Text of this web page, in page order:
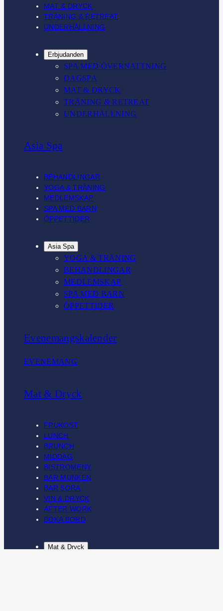
MAT & DRYCK
TRÄNING & RETREAT
UNDERHÅLLNING
Erbjudanden
SPA MED ÖVERNATTNING
DAGSPA
MAT & DRYCK
TRÄNING & RETREAT
UNDERHÅLLNING
Asia Spa
BEHANDLINGAR
YOGA & TRÄNING
MEDLEMSKAP
SPA MED BARN
ÖPPETTIDER
Asia Spa
YOGA & TRÄNING
BEHANDLINGAR
MEDLEMSKAP
SPA MED BARN
ÖPPETTIDER
Evenemangskalender
EVENEMANG
Mat & Dryck
FRUKOST
LUNCH
BRUNCH
MIDDAG
BISTROMENY
BAR MUNKEN
BAR SORA
VIN & DRYCK
AFTER WORK
BOKA BORD
Mat & Dryck